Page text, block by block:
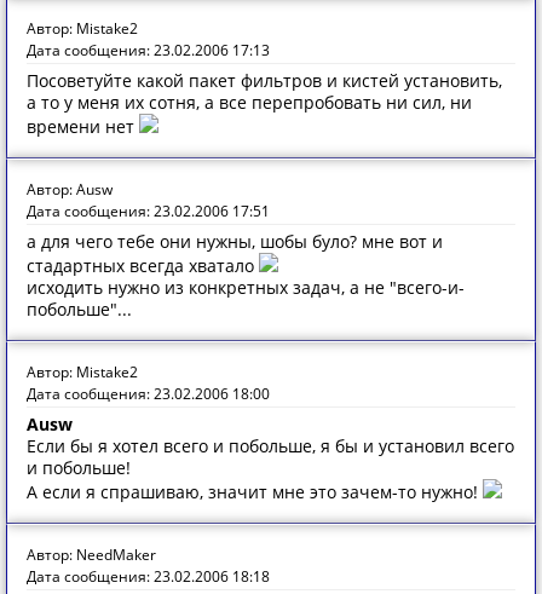
Автор: Mistake2
Дата сообщения: 23.02.2006 17:13
Посоветуйте какой пакет фильтров и кистей установить,
а то у меня их сотня, а все перепробовать ни сил, ни
времени нет
Автор: Ausw
Дата сообщения: 23.02.2006 17:51
а для чего тебе они нужны, шобы було? мне вот и
стадартных всегда хватало
исходить нужно из конкретных задач, а не "всего-и-
побольше"...
Автор: Mistake2
Дата сообщения: 23.02.2006 18:00
Ausw
Если бы я хотел всего и побольше, я бы и установил всего
и побольше!
А если я спрашиваю, значит мне это зачем-то нужно!
Автор: NeedMaker
Дата сообщения: 23.02.2006 18:18